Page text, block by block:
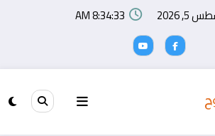
2026
8:34:34 AM